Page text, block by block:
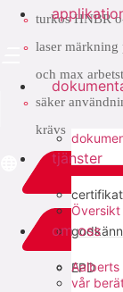
certifikat
EPD
tjänster
om oss
vår
turkos HNBR
laser märkning
och max
säker
krävs